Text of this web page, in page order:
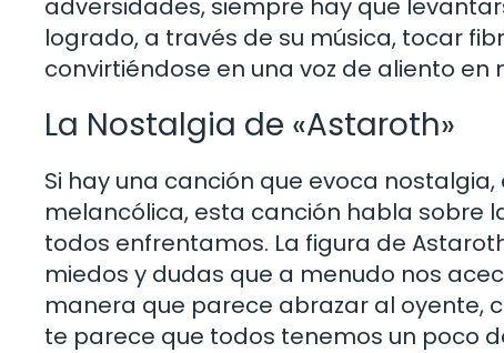
adversidades, siempre hay que
logrado, a través de su música, tocar
convirtiéndose en una voz de aliento
La Nostalgia de «Astaroth»
Si hay una canción que evoca
melancólica, esta canción habla sobre
todos enfrentamos. La figura de
miedos y dudas que a menudo nos
manera que parece abrazar al oyente,
te parece que todos tenemos un poco